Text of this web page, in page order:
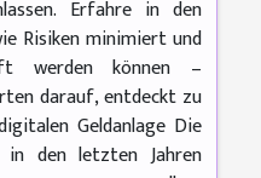
Erfahre in den
Risiken minimiert und
werden können –
darauf, entdeckt zu
Geldanlage Die
in den letzten Jahren